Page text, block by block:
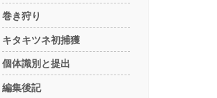
巻き狩り
キタキツネ初捕獲
個体識別と提出
編集後記